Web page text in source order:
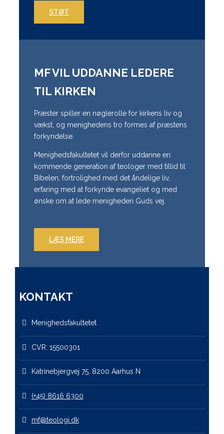
STØT
MF VIL UDDANNE LEDERE
TIL KIRKEN
Præster spiller en nøglerolle for kirkens liv og
vækst, og menighedens tro formes af præstens
forkyndelse.
Menighedsfakultetet vil derfor uddanne en
kommende generation af teologer med tillid til
Bibelen, fortrolighed med det åndelige liv,
erfaring med at forkynde evangeliet og med
ønske om at lede menigheden Guds vej.
LÆS MERE
KONTAKT
Menighedsfakultetet
CVR: 15500301
Katrinebjergvej 75, 8200 Aarhus N
(+45) 8616 6300
mf@teologi.dk